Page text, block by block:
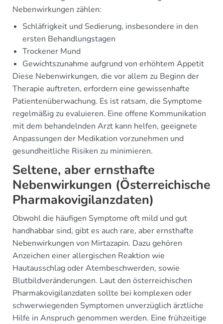
Nebenwirkungen zählen:
Schläfrigkeit und Sedierung, insbesondere in den
ersten Behandlungstagen
Trockener Mund
Gewichtszunahme aufgrund von erhöhtem Appetit
Diese Nebenwirkungen, die vor allem zu Beginn der
Therapie auftreten, erfordern eine gewissenhafte
Patientenüberwachung. Es ist ratsam, die Symptome
regelmäßig zu evaluieren. Eine offene Kommunikation
mit dem behandelnden Arzt kann helfen, geeignete
Anpassungen der Medikation vorzunehmen und
gesundheitliche Risiken zu minimieren.
Seltene, aber ernsthafte
Nebenwirkungen (Österreichische
Pharmakovigilanzdaten)
Obwohl die häufigen Symptome oft mild und gut
handhabbar sind, gibt es auch rare, aber ernsthafte
Nebenwirkungen von Mirtazapin. Dazu gehören
Anzeichen einer allergischen Reaktion wie
Hautausschlag oder Atembeschwerden, sowie
Blutbildveränderungen. Laut den österreichischen
Pharmakovigilanzdaten sollte bei komplexen oder
schwerwiegenden Symptomen unverzüglich ärztliche
Hilfe in Anspruch genommen werden. Eine frühzeitige